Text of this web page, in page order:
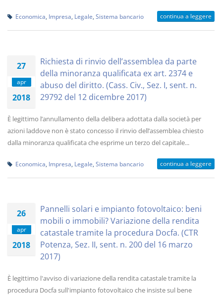
Economica Impresa Legale Sistema bancario continua a leggere
27
apr
2018
Richiesta di rinvio dell’assemblea da parte
della minoranza qualificata ex art. 2374 e
abuso del diritto. (Cass. Civ., Sez. I, sent. n.
29792 del 12 dicembre 2017)
È legittimo l’annullamento della delibera adottata dalla società per
azioni laddove non è stato concesso il rinvio dell’assemblea chiesto
dalla minoranza qualificata che esprime un terzo del capitale...
Economica Impresa Legale Sistema bancario continua a leggere
26
apr
2018
Pannelli solari e impianto fotovoltaico: beni
mobili o immobili? Variazione della rendita
catastale tramite la procedura Docfa. (CTR
Potenza, Sez. II, sent. n. 200 del 16 marzo
2017)
È legittimo l'avviso di variazione della rendita catastale tramite la
procedura Docfa sull'impianto fotovoltaico che insiste sul bene